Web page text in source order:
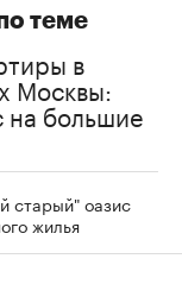
теме
в
Москвы:
на большие
старый" оазис
жилья